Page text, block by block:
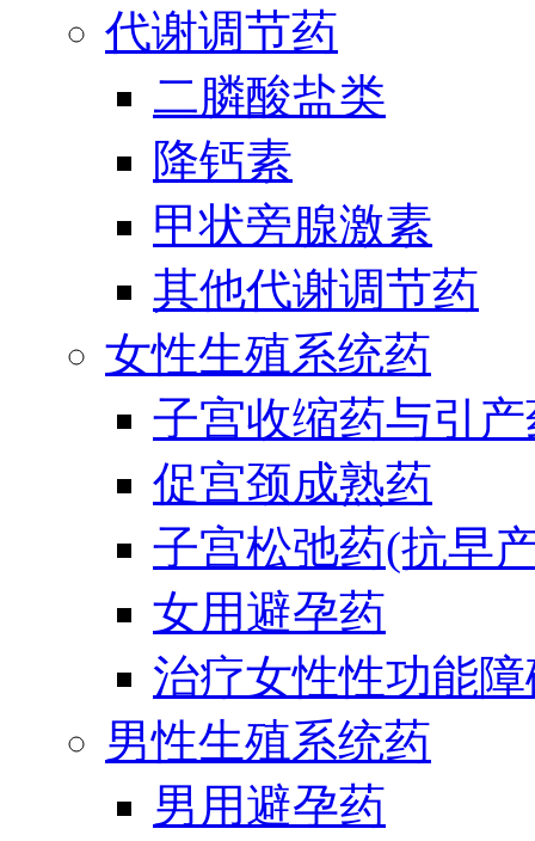
代谢调节药
二膦酸盐类
降钙素
甲状旁腺激素
其他代谢调节药
女性生殖系统药
子宫收缩药与引
促宫颈成熟药
子宫松弛药(抗早
女用避孕药
治疗女性性功能
男性生殖系统药
男用避孕药